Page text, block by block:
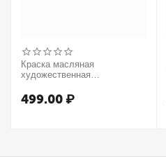
Краска масляная
художественная
37мл, туба, оранжевый
499.00₽